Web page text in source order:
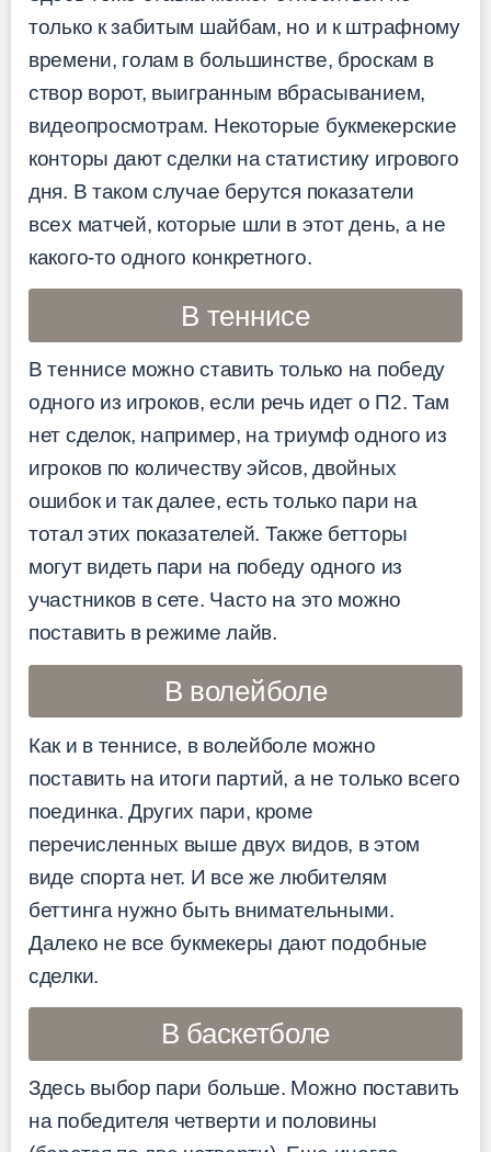
только к забитым шайбам, но и к штрафному
времени, голам в большинстве, броскам в
створ ворот, выигранным вбрасыванием,
видеопросмотрам. Некоторые букмекерские
конторы дают сделки на статистику игрового
дня. В таком случае берутся показатели
всех матчей, которые шли в этот день, а не
какого-то одного конкретного.
В теннисе
В теннисе можно ставить только на победу
одного из игроков, если речь идет о П2. Там
нет сделок, например, на триумф одного из
игроков по количеству эйсов, двойных
ошибок и так далее, есть только пари на
тотал этих показателей. Также бетторы
могут видеть пари на победу одного из
участников в сете. Часто на это можно
поставить в режиме лайв.
В волейболе
Как и в теннисе, в волейболе можно
поставить на итоги партий, а не только всего
поединка. Других пари, кроме
перечисленных выше двух видов, в этом
виде спорта нет. И все же любителям
беттинга нужно быть внимательными.
Далеко не все букмекеры дают подобные
сделки.
В баскетболе
Здесь выбор пари больше. Можно поставить
на победителя четверти и половины